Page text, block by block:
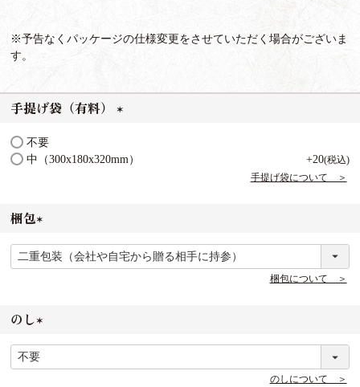
※予告なくパッケージの仕様変更をさせていただく場合がございま
す。
手提げ袋（有料）
不要
中（300x180x320mm）
+20 税込
手提げ袋について ＞
梱包
(
必
梱包について ＞
のし
(
必
のしについて ＞